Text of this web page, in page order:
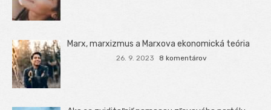
Marx, marxizmus a Marxova ekonomická teória
26. 9. 2023 8 komentárov